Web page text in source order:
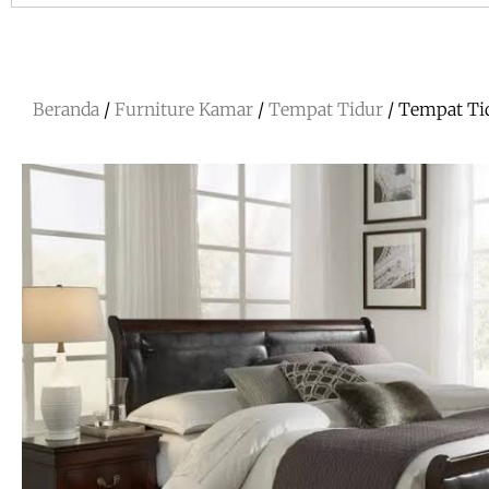
Beranda / Furniture Kamar / Tempat Tidur / Tempat